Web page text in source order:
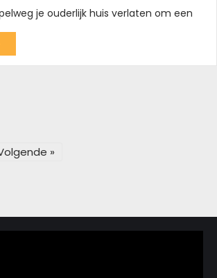
je ouderlijk huis verlaten om een
»